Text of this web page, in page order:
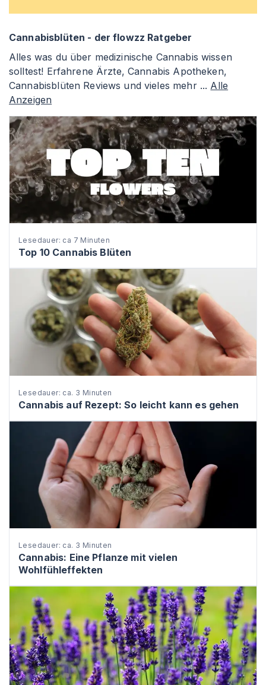
Cannabisblüten - der flowzz Ratgeber
Alles was du über medizinische Cannabis wissen
solltest! Erfahrene Ärzte, Cannabis Apotheken,
Cannabisblüten Reviews und vieles mehr ... Alle
Anzeigen
Lesedauer: ca 7 Minuten
Top 10 Cannabis Blüten
Lesedauer: ca. 3 Minuten
Cannabis auf Rezept: So leicht kann es gehen
Lesedauer: ca. 3 Minuten
Cannabis: Eine Pflanze mit vielen
Wohlfühleffekten